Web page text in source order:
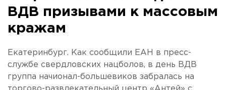
ВДВ призывами к массовым
кражам
Екатеринбург. Как сообщили ЕАН в пресс-
службе свердловских нацболов, в день ВДВ
группа начионал-большевиков забралась на